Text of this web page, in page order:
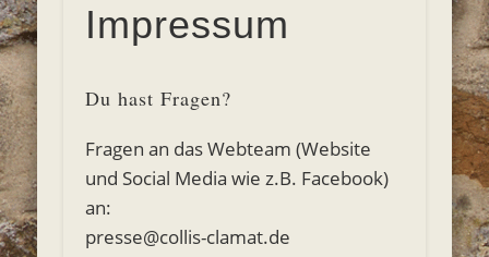
Impressum
Du hast Fragen?
Fragen an das Webteam (Website
und Social Media wie z.B. Facebook)
an:
presse@collis-clamat.de